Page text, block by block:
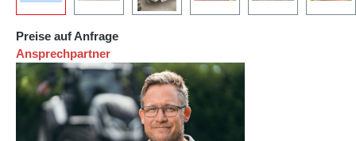
Preise auf Anfrage
Ansprechpartner